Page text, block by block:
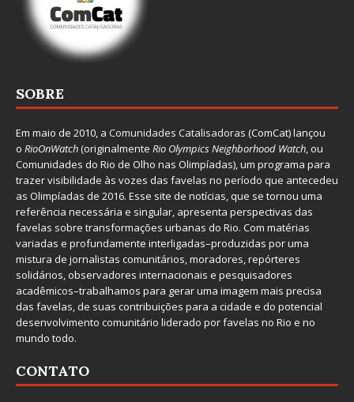
SOBRE
Em maio de 2010, a Comunidades Catalisadoras (ComCat) lançou
o RioOnWatch(originalmente Rio Olympics Neighborhood Watch, ou
Comunidades do Rio de Olho nas Olimpíadas), um programa para
trazer visibilidade às vozes das favelas no período que antecedeu
as Olimpíadas de 2016. Esse site de notícias, que se tornou uma
referência necessária e singular, apresenta perspectivas das
favelas sobre transformações urbanas do Rio. Com matérias
variadas e profundamente interligadas–produzidas por uma
mistura de jornalistas comunitários, moradores, repórteres
solidários, observadores internacionais e pesquisadores
acadêmicos–trabalhamos para gerar uma imagem mais precisa
das favelas, de suas contribuições para a cidade e do potencial
desenvolvimento comunitário liderado por favelas no Rio e no
mundo todo.
CONTATO